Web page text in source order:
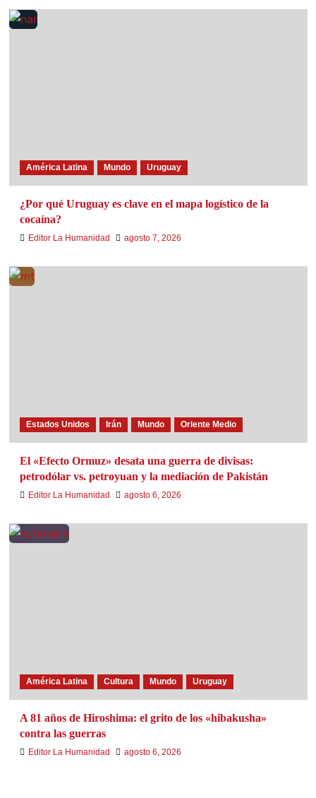
América Latina Mundo Uruguay
¿Por qué Uruguay es clave en el mapa logístico de la
cocaína?
Editor La Humanidad agosto 7, 2026
Estados Unidos Irán Mundo Oriente Medio
El «Efecto Ormuz» desata una guerra de divisas:
petrodólar vs. petroyuan y la mediación de Pakistán
Editor La Humanidad agosto 6, 2026
América Latina Cultura Mundo Uruguay
A 81 años de Hiroshima: el grito de los «hibakusha»
contra las guerras
Editor La Humanidad agosto 6, 2026